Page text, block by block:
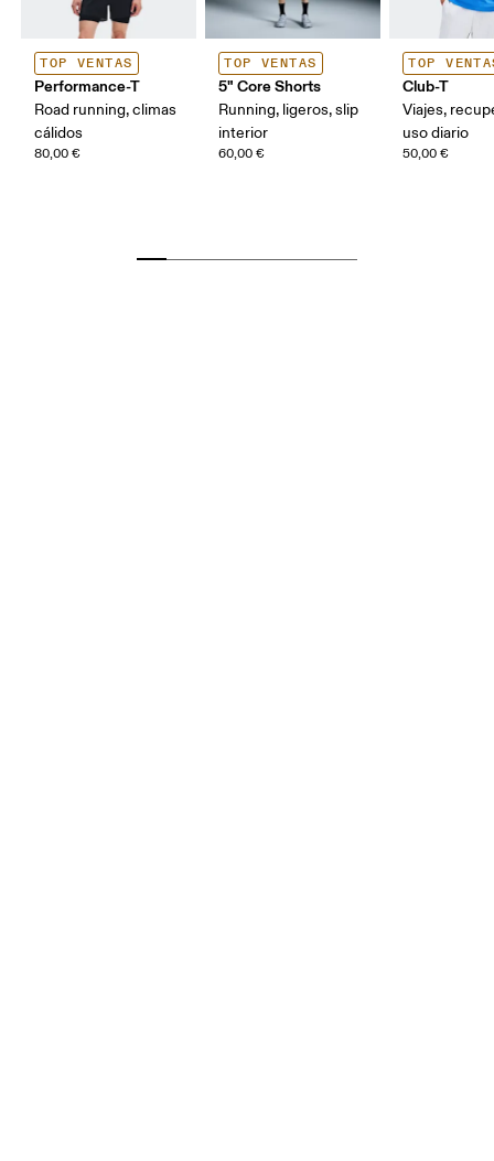
TOP VENTAS
Performance-T
Road running, climas
cálidos
80,00 €
TOP VENTAS
5" Core Shorts
Running, ligeros, slip
interior
60,00 €
TOP
Club-T
Viajes,
uso diario
50,00 €